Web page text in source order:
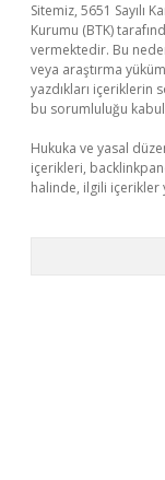
Sitemiz, 5651 Sayılı
Kurumu (BTK)
vermektedir. Bu
veya araştırma
yazdıkları içeriklerin
bu sorumluluğu kabul
Hukuka ve yasal
içerikleri,
halinde, ilgili içerikler